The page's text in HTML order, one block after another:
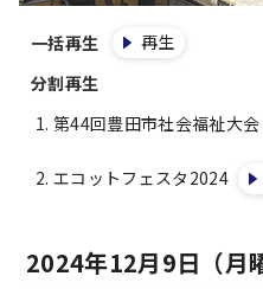
一括再生
再生
分割再生
第44回豊田市社会福祉大会
エコットフェスタ2024
2024年12月9日（月